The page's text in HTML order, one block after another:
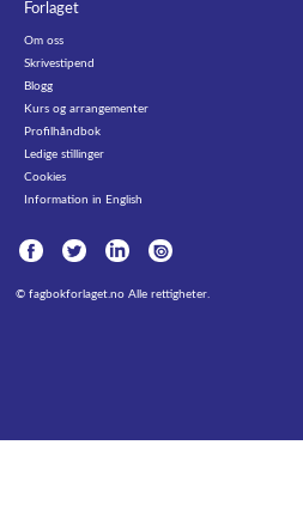
Forlaget
Om oss
Skrivestipend
Blogg
Kurs og arrangementer
Profilhåndbok
Ledige stillinger
Cookies
Information in English
© fagbokforlaget.no Alle rettigheter.